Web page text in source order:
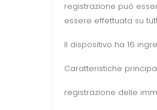
registrazione può
essere effettuata su
Il dispositivo ha 16
Caratteristiche
registrazione delle